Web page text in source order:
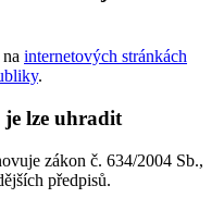
internetových stránkách
.
lze uhradit
zákon č. 634/2004 Sb.,
předpisů.